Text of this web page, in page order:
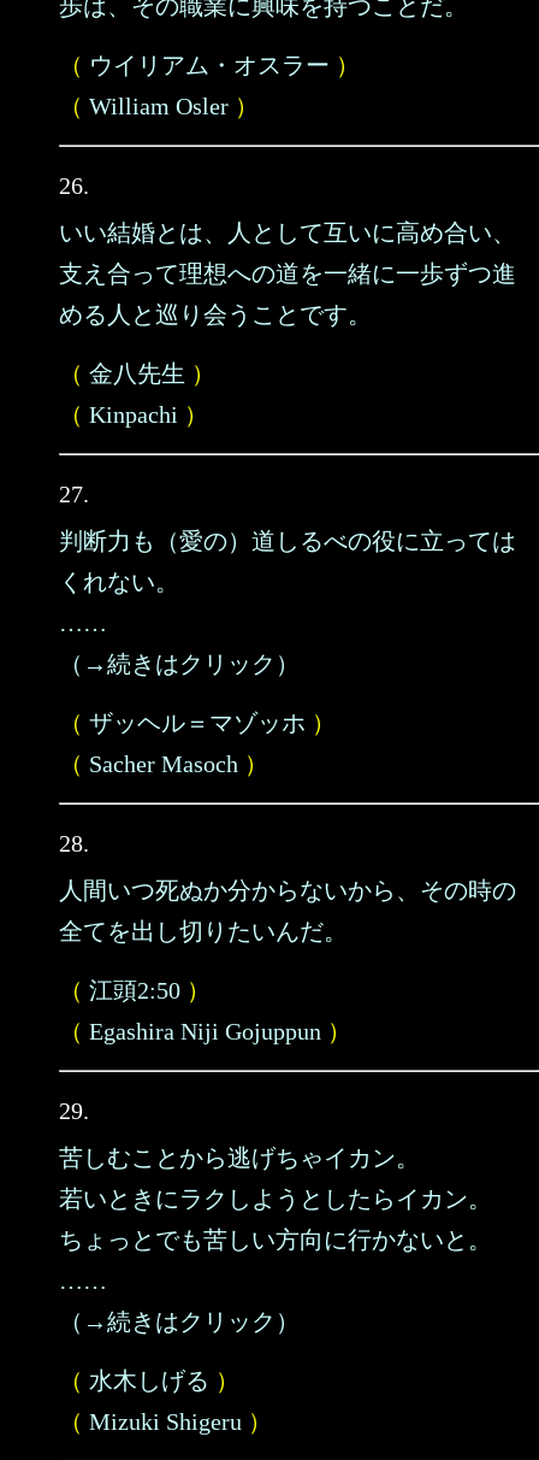
歩は、その職業に興味を持つことだ。
（ ウイリアム・オスラー ）
（ William Osler ）
26.
いい結婚とは、人として互いに高め合い、
支え合って理想への道を一緒に一歩ずつ進
める人と巡り会うことです。
（ 金八先生 ）
（ Kinpachi ）
27.
判断力も（愛の）道しるべの役に立っては
くれない。
……
（→続きはクリック）
（ ザッヘル＝マゾッホ ）
（ Sacher Masoch ）
28.
人間いつ死ぬか分からないから、その時の
全てを出し切りたいんだ。
（ 江頭2:50 ）
（ Egashira Niji Gojuppun ）
29.
苦しむことから逃げちゃイカン。
若いときにラクしようとしたらイカン。
ちょっとでも苦しい方向に行かないと。
……
（→続きはクリック）
（ 水木しげる ）
（ Mizuki Shigeru ）